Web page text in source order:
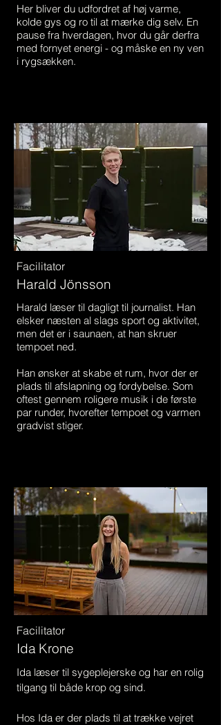
Her bliver du udfordret af høj varme,
kolde gys og ro til at mærke dig selv. En
pause fra hverdagen, hvor du går derfra
med fornyet energi - og måske en ny ven
i rygsækken.
Facilitator
Harald Jönsson
Harald læser til dagligt til journalist. Han
elsker næsten al slags sport og aktivitet,
men det er i saunaen, at han skruer
tempoet ned.
Han ønsker at skabe et rum, hvor der er
plads til afslapning og fordybelse. Som
oftest gennem roligere musik i de første
par runder, hvorefter tempoet og varmen
gradvist stiger.
Facilitator
Ida Krone
Ida læser til sygeplejerske og har en rolig
tilgang til både krop og sind.
Hos Ida er der plads til at trække vejret